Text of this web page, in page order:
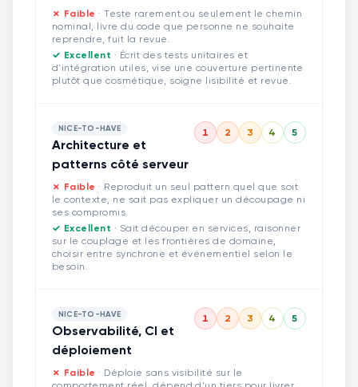
✗ Faible ·Teste rarement ou seulement le chemin
nominal, livre du code que personne ne souhaite
reprendre, fuit la revue.
✓ Excellent · Écrit des tests unitaires et
d'intégration utiles, vise une couverture pertinente
plutôt que cosmétique, soigne lisibilité et revue.
NICE-TO-HAVE
Architecture et
patterns côté serveur
1 2 3 4 5
✗ Faible · Reproduit un seul pattern quel que soit
le contexte, ne sait pas expliquer un découpage ni
ses compromis.
✓ Excellent · Sait découper en services, raisonner
sur le couplage et les frontières de domaine,
choisir entre synchrone et événementiel selon le
besoin.
NICE-TO-HAVE
Observabilité, CI et
déploiement
1 2 3 4 5
✗ Faible · Déploie sans visibilité sur le